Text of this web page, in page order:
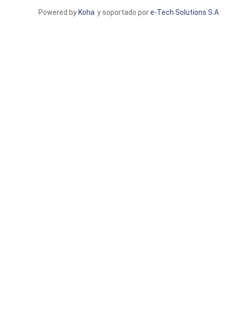
y soportado pore-Tech Solutions S.A
Powered by Koha